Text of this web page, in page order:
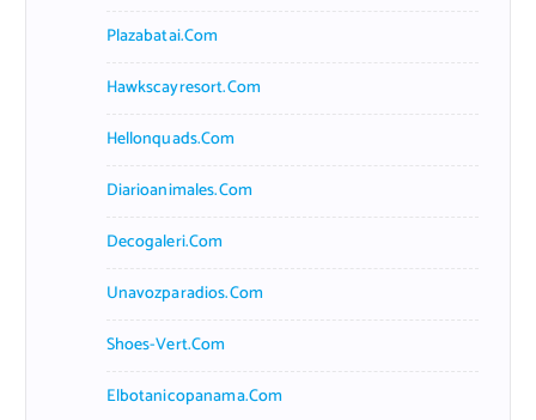
Plazabatai.com
Hawkscayresort.com
Hellonquads.com
Diarioanimales.com
Decogaleri.com
Unavozparadios.com
Shoes-Vert.com
Elbotanicopanama.com